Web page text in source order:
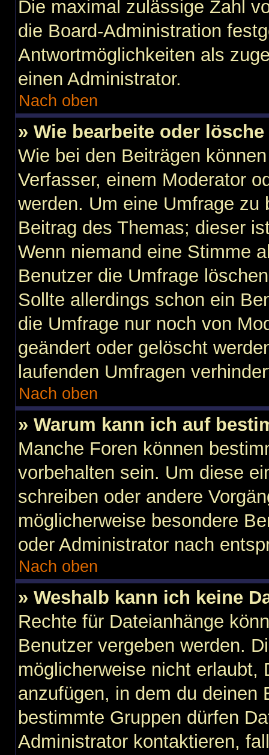
Die maximal zulässige Zahl
die Board-Administration
Antwortmöglichkeiten als
einen Administrator.
Nach oben
» Wie bearbeite oder
Wie bei den Beiträgen
Verfasser, einem Moderator
werden. Um eine Umfrage zu
Beitrag des Themas; dieser
Wenn niemand eine Stimme
Benutzer die Umfrage
Sollte allerdings schon ein
die Umfrage nur noch von
geändert oder gelöscht
laufenden Umfragen
Nach oben
» Warum kann ich auf
Manche Foren können
vorbehalten sein. Um diese
schreiben oder andere
möglicherweise besondere
oder Administrator nach
Nach oben
» Weshalb kann ich keine
Rechte für Dateianhänge
Benutzer vergeben werden.
möglicherweise nicht erlaubt,
anzufügen, in dem du deinen
bestimmte Gruppen dürfen
Administrator kontaktieren,